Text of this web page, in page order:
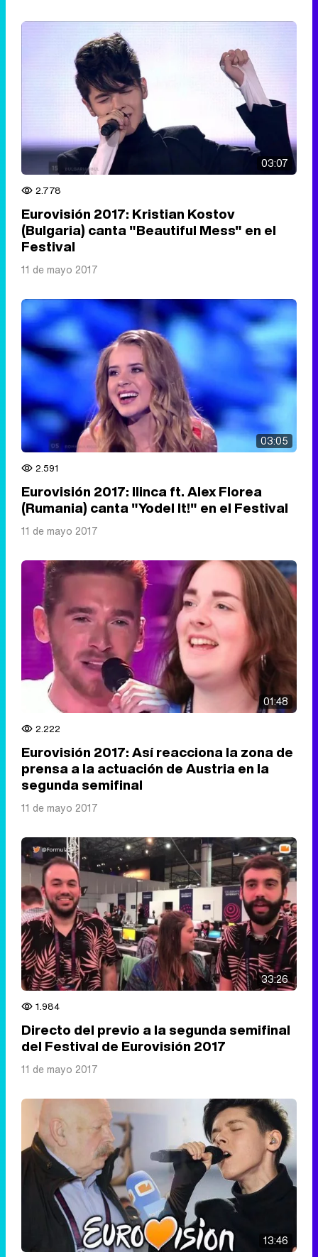
03:07
2.778
Eurovisión 2017: Kristian Kostov
(Bulgaria) canta "Beautiful Mess" en el
Festival
11 de mayo 2017
03:05
2.591
Eurovisión 2017: Ilinca ft. Alex Florea
(Rumania) canta "Yodel It!" en el Festival
11 de mayo 2017
01:48
2.222
Eurovisión 2017: Así reacciona la zona de
prensa a la actuación de Austria en la
segunda semifinal
11 de mayo 2017
33:26
1.984
Directo del previo a la segunda semifinal
del Festival de Eurovisión 2017
11 de mayo 2017
13:46